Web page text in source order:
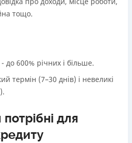
тощо.
до 600% річних і більше.
термін (7–30 днів) і невеликі
для